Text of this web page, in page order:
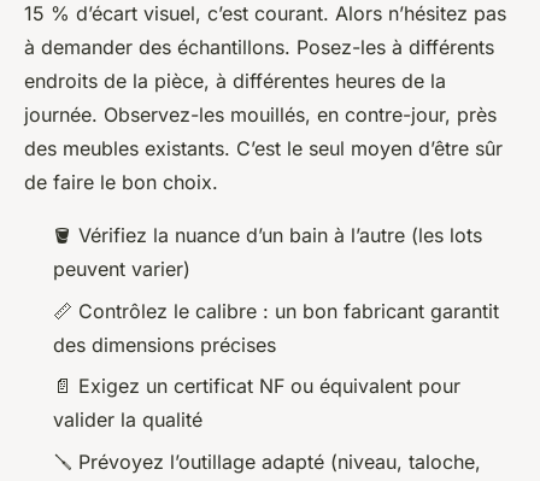
15 % d’écart visuel, c’est courant. Alors n’hésitez pas
à demander des échantillons. Posez-les à différents
endroits de la pièce, à différentes heures de la
journée. Observez-les mouillés, en contre-jour, près
des meubles existants. C’est le seul moyen d’être sûr
de faire le bon choix.
🪣 Vérifiez la nuance d’un bain à l’autre (les lots
peuvent varier)
📏 Contrôlez le calibre : un bon fabricant garantit
des dimensions précises
📄 Exigez un certificat NF ou équivalent pour
valider la qualité
🪛 Prévoyez l’outillage adapté (niveau, taloche,